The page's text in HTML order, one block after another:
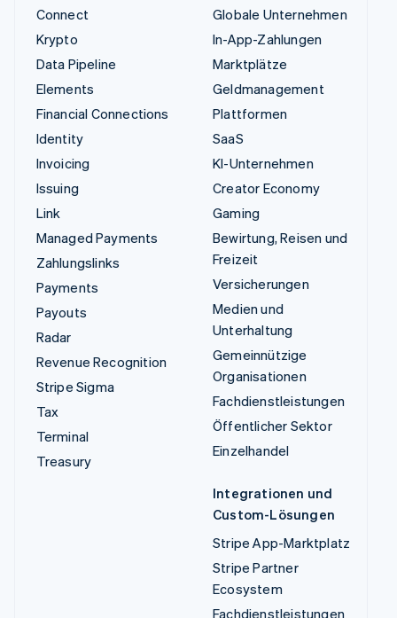
Connect
Krypto
Data Pipeline
Elements
Financial Connections
Identity
Invoicing
Issuing
Link
Managed Payments
Zahlungslinks
Payments
Payouts
Radar
Revenue Recognition
Stripe Sigma
Tax
Terminal
Treasury
Globale Unternehmen
In-App-Zahlungen
Marktplätze
Geldmanagement
Plattformen
SaaS
KI-Unternehmen
Creator Economy
Gaming
Bewirtung, Reisen und
Freizeit
Versicherungen
Medien und
Unterhaltung
Gemeinnützige
Organisationen
Fachdienstleistungen
Öffentlicher Sektor
Einzelhandel
Integrationen und
Custom-Lösungen
Stripe App-Marktplatz
Stripe Partner
Ecosystem
Fachdienstleistungen